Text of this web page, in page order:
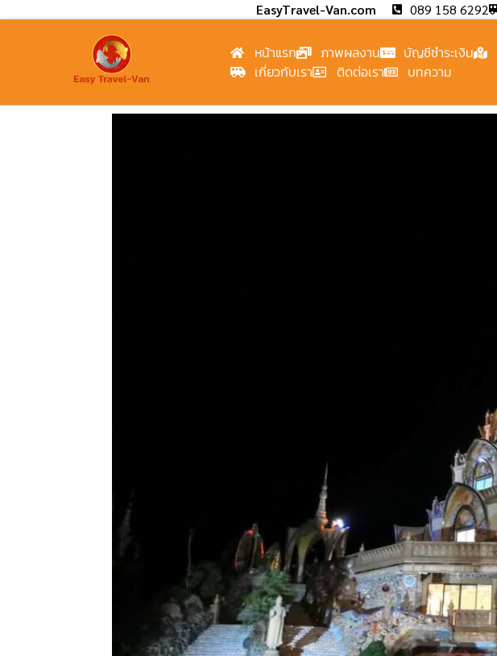
EasyTravel-Van.com 089 158 6292
หน้าแรก ภาพผลงาน บัญชีชำระเงิน
เกี่ยวกับเรา
ติดต่อเรา บทความ